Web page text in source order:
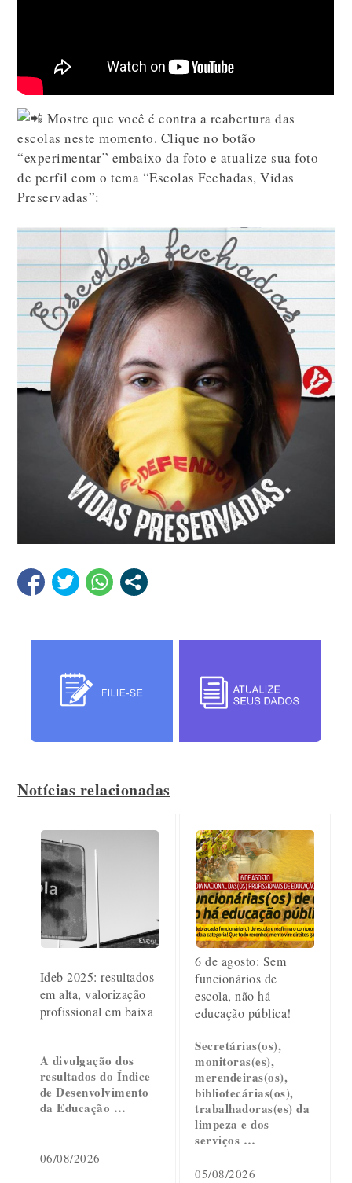
Mostre que você é contra a reabertura das
escolas neste momento. Clique no botão
“experimentar” embaixo da foto e atualize sua foto
de perfil com o tema “Escolas Fechadas, Vidas
Preservadas”:
Notícias relacionadas
Ideb 2025: resultados
em alta, valorização
profissional em baixa
A divulgação dos
resultados do Índice
de Desenvolvimento
da Educação …
06/08/2026
6 de agosto: Sem
funcionários de
escola, não há
educação pública!
Secretárias(os),
monitoras(es),
merendeiras(os),
bibliotecárias(os),
trabalhadoras(es) da
limpeza e dos
serviços …
05/08/2026